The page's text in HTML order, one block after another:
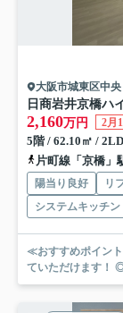
大阪市城東区中央
日商岩井京橋ハ
2,160万円 2月
5階 / 62.10㎡ /
片町線「京橋」
陽当り良好 リ
システムキッチン
≪おすすめポイン
ていただけます！